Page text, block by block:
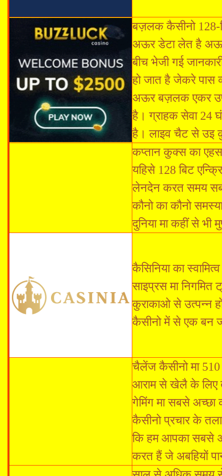
बज़लक कैसीनो 128-
अऊर डेटा लेत है
बीच भेजी गई
हो जात है जेकरे पास
अऊर बज़लक एकर
है। ग्राहक सेवा 24
है। लाइव चैट से उइ
कप्तान कुक्स का
यहिसे 128 बिट
लेनदेन करत समय सब
कौनो का कौनो
दुनिया मा कहीं से
कैसिनिया का
साइप्रस मा
कुराकाओ से उत्पन्न
कैसीनो में से एक बन
चैलेंज कैसीनो मा
आराम से खेलै के लिए
गेमिंग मा सबसे
कैसीनो प्रचार के
कि हम आपका सबसे
करत हैं जे अबहियों